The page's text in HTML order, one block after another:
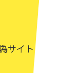
サイト